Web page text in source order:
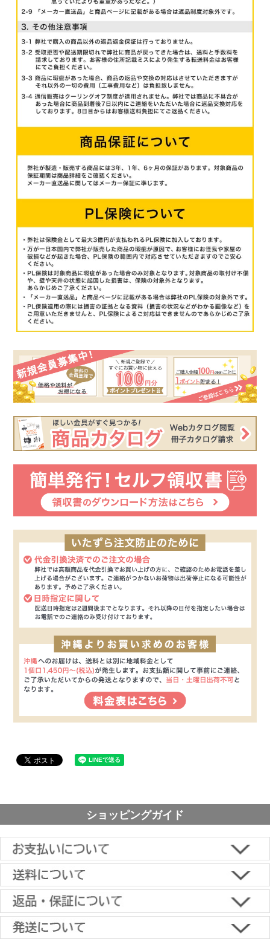
ショッピングガイド
■下記よりお選びいただけます。
クレジットカード決済、代金引換、楽天ペイ、郵便振替、銀行振
込、スコア後払い、コンビニ決済、PayPayオンライン決済
【返品・キャンセルについて】
原則として返品は受け付けておりません。